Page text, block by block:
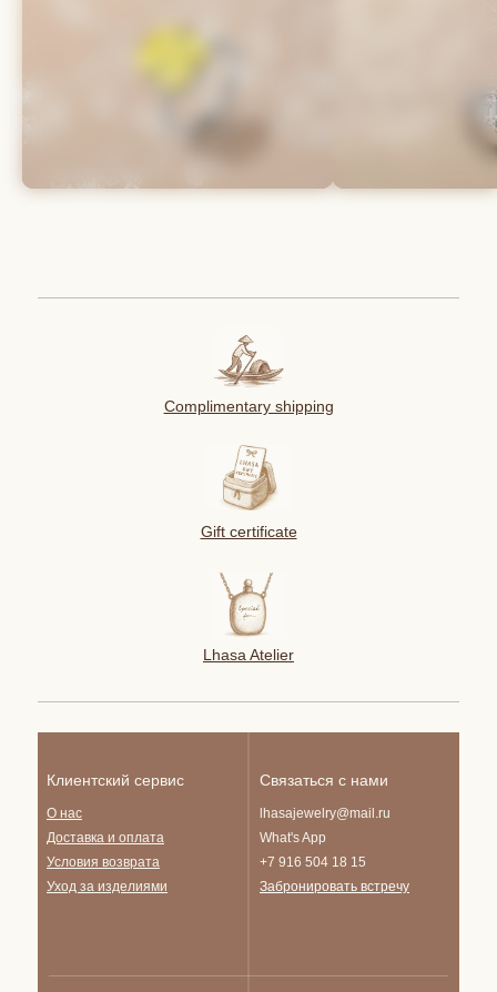
Gift certificate
Complimentary shipping
Lhasa Atelier
О нас
Клиентский сервис
Доставка и оплата
Условия возврата
Уход за изделиями
lhasajewelry@mail.ru
Связаться с нами
What's App
+7 916 504 18 15
Забронировать встречу